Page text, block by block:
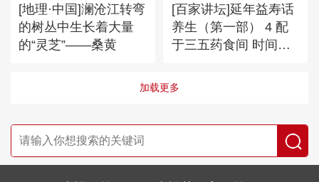
[地理·中国]澜沧江转弯
的树丛中生长着大量
的“灵芝”——桑黄
[百家讲坛]延年益寿话
养生（第一部） 4 配
于三五药食间 时间对
加载更多